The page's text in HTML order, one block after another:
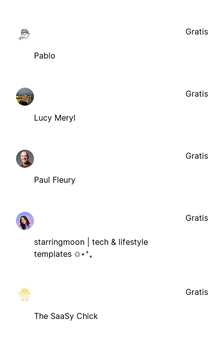
Pablo
Gratis
Lucy Meryl
Gratis
Paul Fleury
Gratis
starringmoon | tech & lifestyle
templates ✩⋆⁺₊
Gratis
The SaaSy Chick
Gratis